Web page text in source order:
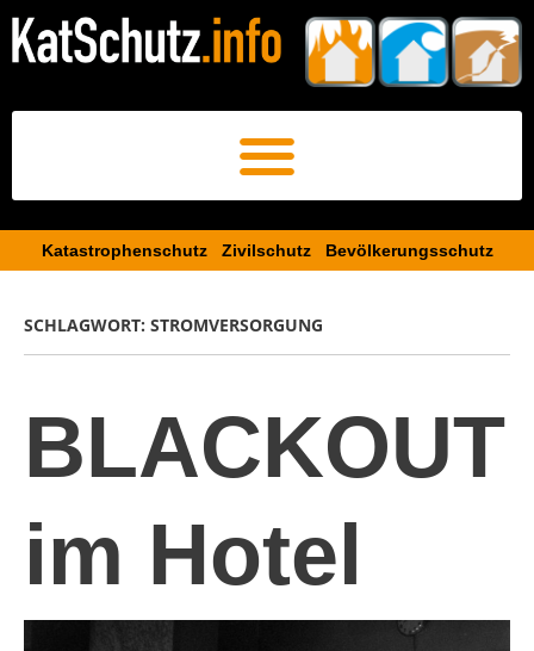
Katastrophenschutz Zivilschutz Bevölkerungsschutz​
SCHLAGWORT: STROMVERSORGUNG
BLACKOUT
im Hotel